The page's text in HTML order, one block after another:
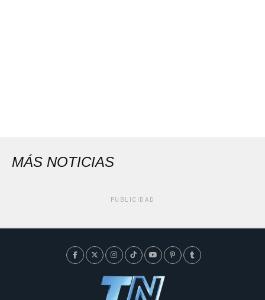
MÁS NOTICIAS
PUBLICIDAD